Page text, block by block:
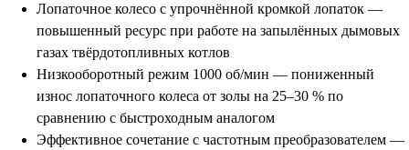
Лопаточное колесо с упрочнённой кромкой лопаток —
повышенный ресурс при работе на запылённых дымовых
газах твёрдотопливных котлов
Низкооборотный режим 1000 об/мин — пониженный
износ лопаточного колеса от золы на 25–30 % по
сравнению с быстроходным аналогом
Эффективное сочетание с частотным преобразователем —